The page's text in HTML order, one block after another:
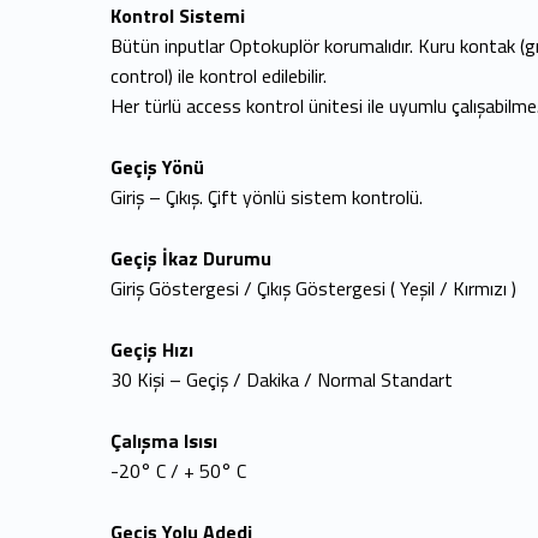
Kontrol Sistemi
Bütün inputlar Optokuplör korumalıdır. Kuru kontak
control) ile kontrol edilebilir.
Her türlü access kontrol ünitesi ile uyumlu çalışabilme.
Geçiş Yönü
Giriş – Çıkış. Çift yönlü sistem kontrolü.
Geçiş İkaz Durumu
Giriş Göstergesi / Çıkış Göstergesi ( Yeşil / Kırmızı )
Geçiş Hızı
30 Kişi – Geçiş / Dakika / Normal Standart
Çalışma Isısı
-20° C / + 50° C
Geçiş Yolu Adedi